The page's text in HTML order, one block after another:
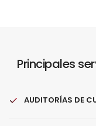
Principales
AUDITORÍAS DE